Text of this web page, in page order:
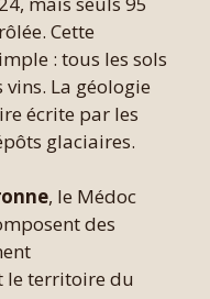
Cette
: tous les sols
La géologie
écrite par les
glaciaires.
, le Médoc
des
le territoire du